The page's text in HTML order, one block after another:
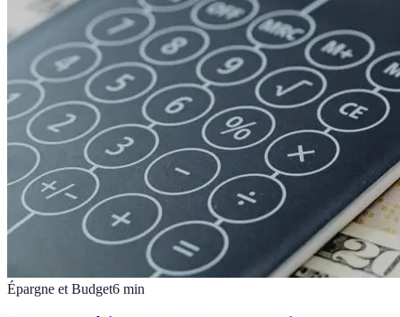
Épargne et Budget6 min